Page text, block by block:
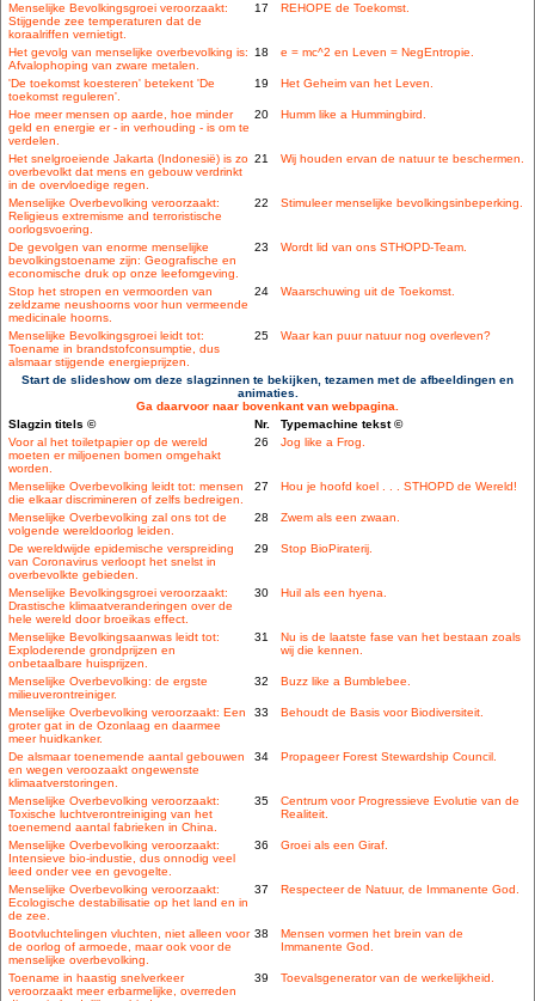
Menselijke Bevolkingsgroei veroorzaakt:
Stijgende zee temperaturen dat de
koraalriffen vernietigt.
17 REHOPE de Toekomst.
Het gevolg van menselijke overbevolking is:
Afvalophoping van zware metalen.
18 e = mc^2 en Leven = NegEntropie.
'De toekomst koesteren' betekent 'De
toekomst reguleren'.
19 Het Geheim van het Leven.
Hoe meer mensen op aarde, hoe minder
geld en energie er - in verhouding - is om te
verdelen.
20 Humm like a Hummingbird.
Het snelgroeiende Jakarta (Indonesië) is zo
overbevolkt dat mens en gebouw verdrinkt
in de overvloedige regen.
21 Wij houden ervan de natuur te beschermen.
Menselijke Overbevolking veroorzaakt:
Religieus extremisme and terroristische
oorlogsvoering.
22 Stimuleer menselijke bevolkingsinbeperking.
De gevolgen van enorme menselijke
bevolkingstoename zijn: Geografische en
economische druk op onze leefomgeving.
23 Wordt lid van ons STHOPD-Team.
Stop het stropen en vermoorden van
zeldzame neushoorns voor hun vermeende
medicinale hoorns.
24 Waarschuwing uit de Toekomst.
Menselijke Bevolkingsgroei leidt tot:
Toename in brandstofconsumptie, dus
alsmaar stijgende energieprijzen.
25 Waar kan puur natuur nog overleven?
Start de slideshow om deze slagzinnen te bekijken, tezamen met de afbeeldingen en
animaties.
Ga daarvoor naar bovenkant van webpagina.
Slagzin titels ©
Nr.
Typemachine tekst ©
Voor al het toiletpapier op de wereld
moeten er miljoenen bomen omgehakt
worden.
26 Jog like a Frog.
Menselijke Overbevolking leidt tot: mensen
die elkaar discrimineren of zelfs bedreigen.
27 Hou je hoofd koel . . . STHOPD de Wereld!
Menselijke Overbevolking zal ons tot de
volgende wereldoorlog leiden.
28 Zwem als een zwaan.
De wereldwijde epidemische verspreiding
van Coronavirus verloopt het snelst in
overbevolkte gebieden.
29 Stop BioPiraterij.
Menselijke Bevolkingsgroei veroorzaakt:
Drastische klimaatveranderingen over de
hele wereld door broeikas effect.
30 Huil als een hyena.
Menselijke Bevolkingsaanwas leidt tot:
Exploderende grondprijzen en
onbetaalbare huisprijzen.
31
Nu is de laatste fase van het bestaan zoals
wij die kennen.
Menselijke Overbevolking: de ergste
milieuverontreiniger.
32 Buzz like a Bumblebee.
Menselijke Overbevolking veroorzaakt: Een
groter gat in de Ozonlaag en daarmee
meer huidkanker.
33 Behoudt de Basis voor Biodiversiteit.
De alsmaar toenemende aantal gebouwen
en wegen veroozaakt ongewenste
klimaatverstoringen.
34 Propageer Forest Stewardship Council.
Menselijke Overbevolking veroorzaakt:
Toxische luchtverontreiniging van het
toenemend aantal fabrieken in China.
35
Centrum voor Progressieve Evolutie van de
Realiteit.
Menselijke Overbevolking veroorzaakt:
Intensieve bio-industie, dus onnodig veel
leed onder vee en gevogelte.
36 Groei als een Giraf.
Menselijke Overbevolking veroorzaakt:
Ecologische destabilisatie op het land en in
de zee.
37 Respecteer de Natuur, de Immanente God.
Bootvluchtelingen vluchten, niet alleen voor
de oorlog of armoede, maar ook voor de
menselijke overbevolking.
38
Mensen vormen het brein van de
Immanente God.
Toename in haastig snelverkeer
veroorzaakt meer erbarmelijke, overreden
39 Toevalsgenerator van de werkelijkheid.